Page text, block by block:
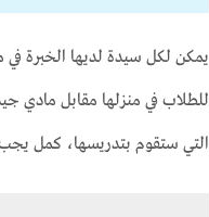
يمكن لكل سيدة لديها الخبرة في
للطلاب في منزلها مقابل مادي
التي ستقوم بتدريسها، كمل